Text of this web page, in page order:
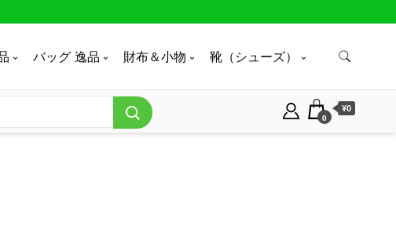
バッグ 逸品 財布＆小物 靴（シューズ）
0
¥0